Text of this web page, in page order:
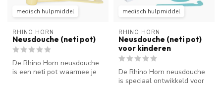
medisch hulpmiddel
RHINO HORN
Neusdouche (neti pot)
De Rhino Horn neusdouche
is een neti pot waarmee je
medisch hulpmiddel
RHINO HORN
Neusdouche (neti pot)
voor kinderen
De Rhino Horn neusdouche
is speciaal ontwikkeld voor